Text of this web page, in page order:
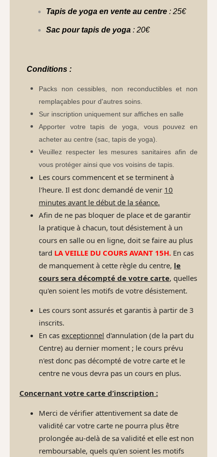
Tapis de yoga en vente au centre : 25€
Sac pour tapis de yoga : 20€
Conditions :
Packs non cessibles, non reconductibles et non
remplaçables pour d'autres soins.
Sur inscription uniquement sur affiches en salle
Apporter votre tapis de yoga, vous pouvez en
acheter au centre (sac, tapis de yoga).
Veuillez respecter les mesures sanitaires afin de
vous protéger ainsi que vos voisins de tapis.
Les cours commencent et se terminent à
l'heure. Il est donc demandé de venir 10
minutes avant le début de la séance.
Afin de ne pas bloquer de place et de garantir
la pratique à chacun, tout désistement à un
cours en salle ou en ligne, doit se faire au plus
tard LA VEILLE DU COURS AVANT 15H. En cas
de manquement à cette règle du centre, le
cours sera décompté de votre carte, quelles
qu'en soient les motifs de votre désistement.
Les cours sont assurés et garantis à partir de 3
inscrits.
En cas exceptionnel d'annulation (de la part du
Centre) au dernier moment ; le cours prévu
n'est donc pas décompté de votre carte et le
centre ne vous devra pas un cours en plus.
Concernant votre carte d’inscription :
Merci de vérifier attentivement sa date de
validité car votre carte ne pourra plus être
prolongée au-delà de sa validité et elle est non
remboursable, quels qu'en soient les motifs